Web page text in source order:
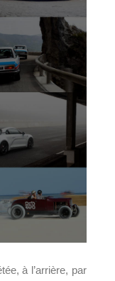
à l’arrière, par